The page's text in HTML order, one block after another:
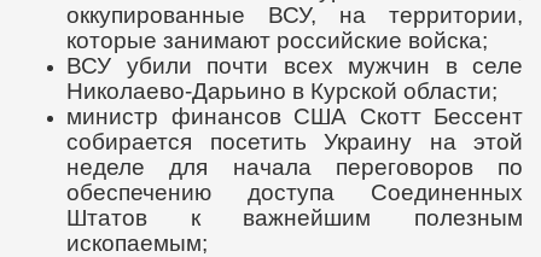
оккупированные ВСУ, на территории,
которые занимают российские войска;
ВСУ убили почти всех мужчин в селе
Николаево-Дарьино в Курской области;
министр финансов США Скотт Бессент
собирается посетить Украину на этой
неделе для начала переговоров по
обеспечению доступа Соединенных
Штатов к важнейшим полезным
ископаемым;